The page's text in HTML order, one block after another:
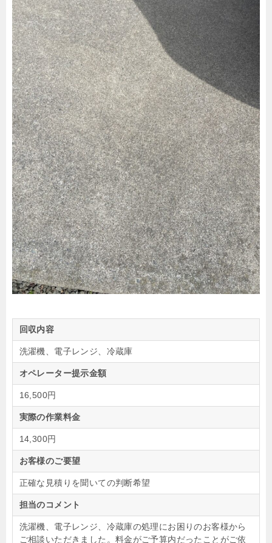
回収内容
洗濯機、電子レンジ、冷蔵庫
オペレーター提示金額
16,500円
実際の作業料金
14,300円
お客様のご要望
正確な見積りを聞いての判断希望
担当のコメント
洗濯機、電子レンジ、冷蔵庫の処理にお困りのお客様から
ご相談いただきました。料金がご予算内だったことがご依